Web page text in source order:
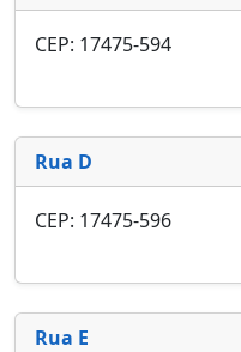
CEP: 17475-594
Rua D
CEP: 17475-596
Rua E